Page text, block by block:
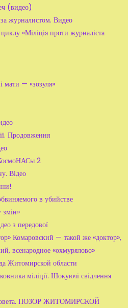
(видео)
журналистом. Видео
«Міліція проти журналіста
мати — «зозуля»
Продовження
2
Відео
в убийстве
з передової
Комаровский — такой же «доктор»,
всенародное «охмурялово»
Житомирской области
міліції. Шокуючі свідчення
ПОЗОР ЖИТОМИРСКОЙ